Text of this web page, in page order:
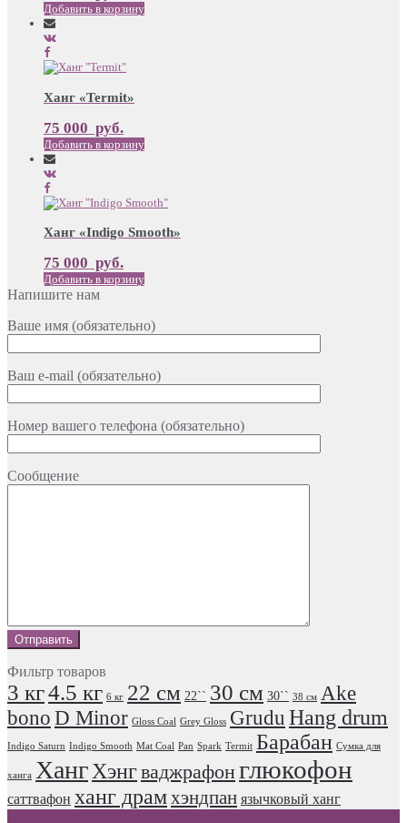
Добавить в корзину
Ханг «Termit»
75 000 руб.
Добавить в корзину
Ханг «Indigo Smooth»
75 000 руб.
Добавить в корзину
Напишите нам
Ваше имя (обязательно)
Ваш e-mail (обязательно)
Номер вашего телефона (обязательно)
Сообщение
Фильтр товаров
3 кг4.5 кг 6 кг 22 см 22`` 30 см 30`` 38 см Ake
bono D Minor Gloss Coal Grey Gloss Grudu Hang drum
Indigo Saturn Indigo Smooth Mat Coal Pan Spark Termit Барабан Сумка для
ханга ХангХэнгваджрафонглюкофон
саттвафон ханг драмхэндпан язычковый ханг